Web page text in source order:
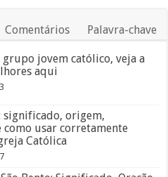
Comentários Palavra-chave
grupo jovem católico, veja a
aqui
significado, origem,
como usar corretamente
Católica